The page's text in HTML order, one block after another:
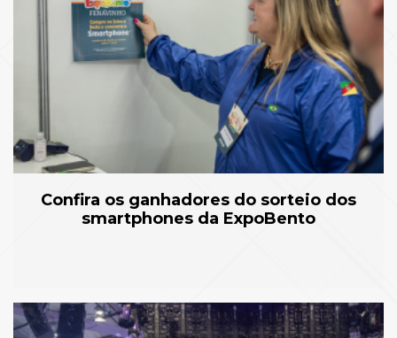
Confira os ganhadores do sorteio dos
smartphones da ExpoBento